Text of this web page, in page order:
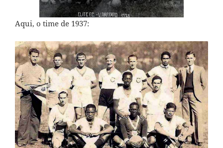
Aqui, o time de 1937: